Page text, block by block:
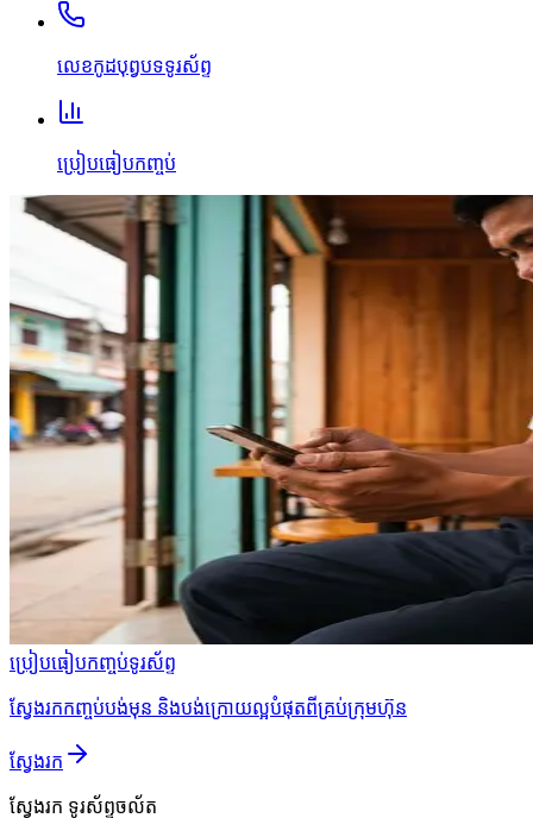
លេខកូដបុព្វបទទូរស័ព្ទ
ប្រៀបធៀបកញ្ចប់
ប្រៀបធៀបកញ្ចប់ទូរស័ព្ទ
ស្វែងរកកញ្ចប់បង់មុន និងបង់ក្រោយល្អបំផុតពីគ្រប់ក្រុមហ៊ុន
ស្វែងរក
ស្វែងរក ទូរស័ព្ទចល័ត